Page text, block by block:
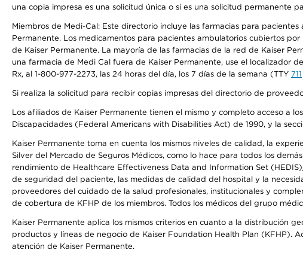
una copia impresa es una solicitud única o si es una solicitud permanente
Miembros de Medi-Cal: Este directorio incluye las farmacias para
Permanente. Los medicamentos para pacientes ambulatorios cubiertos
de Kaiser Permanente. La mayoría de las farmacias de la red de Kaiser
una farmacia de Medi Cal fuera de Kaiser Permanente, use el localizador
Rx, al 1-800-977-2273, las 24 horas del día, los 7 días de la semana (TTY 711
Si realiza la solicitud para recibir copias impresas del directorio de
Los afiliados de Kaiser Permanente tienen el mismo y completo acceso a
Discapacidades (Federal Americans with Disabilities Act) de 1990, y la
Kaiser Permanente toma en cuenta los mismos niveles de calidad, la
Silver del Mercado de Seguros Médicos, como lo hace para todos los
rendimiento de Healthcare Effectiveness Data and Information Set
de seguridad del paciente, las medidas de calidad del hospital y la
proveedores del cuidado de la salud profesionales, institucionales y
de cobertura de KFHP de los miembros. Todos los médicos del grupo
Kaiser Permanente aplica los mismos criterios en cuanto a la distribución
productos y líneas de negocio de Kaiser Foundation Health Plan (KFHP).
atención de Kaiser Permanente.